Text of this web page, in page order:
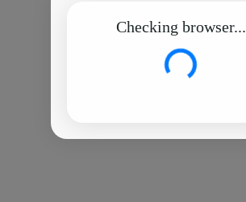
Checking browser...